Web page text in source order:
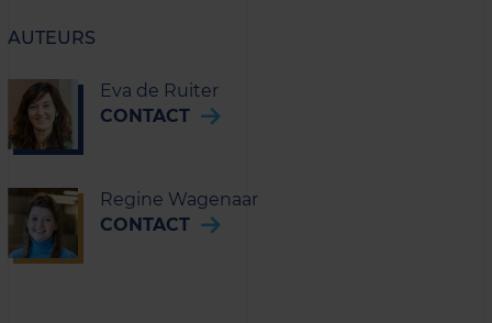
AUTEURS
Eva de Ruiter
CONTACT
Regine Wagenaar
CONTACT